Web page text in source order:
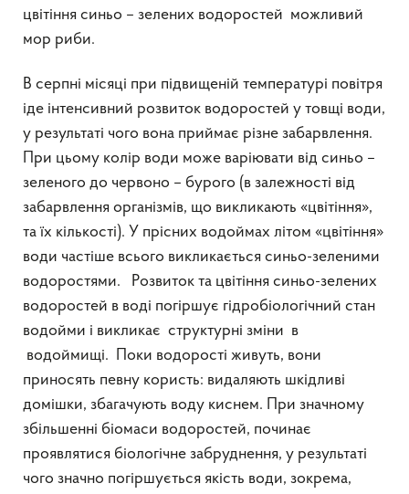
цвітіння синьо – зелених водоростей можливий
мор риби.
В серпні місяці при підвищеній температурі повітря
іде інтенсивний розвиток водоростей у товщі води,
у результаті чого вона приймає різне забарвлення.
При цьому колір води може варіювати від синьо –
зеленого до червоно – бурого (в залежності від
забарвлення організмів, що викликають «цвітіння»,
та їх кількості). У прісних водоймах літом «цвітіння»
води частіше всього викликається синьо-зеленими
водоростями. Розвиток та цвітіння синьо-зелених
водоростей в воді погіршує гідробіологічний стан
водойми і викликає структурні зміни в
водоймищі. Поки водорості живуть, вони
приносять певну користь: видаляють шкідливі
домішки, збагачують воду киснем. При значному
збільшенні біомаси водоростей, починає
проявлятися біологічне забруднення, у результаті
чого значно погіршується якість води, зокрема,